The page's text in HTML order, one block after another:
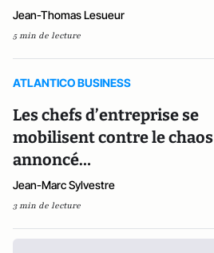
Jean-Thomas Lesueur
5 min de lecture
ATLANTICO BUSINESS
Les chefs d’entreprise se
mobilisent contre le chaos
annoncé…
Jean-Marc Sylvestre
3 min de lecture